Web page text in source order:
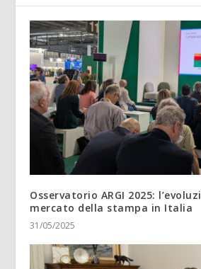
Osservatorio ARGI 2025:
mercato della stampa in Italia
31/05/2025